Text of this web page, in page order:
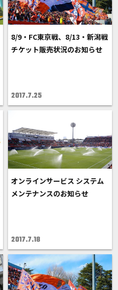
8/9・FC東京戦、8/13・新潟戦
チケット販売状況のお知らせ
2017.7.25
オンラインサービス システム
メンテナンスのお知らせ
2017.7.18